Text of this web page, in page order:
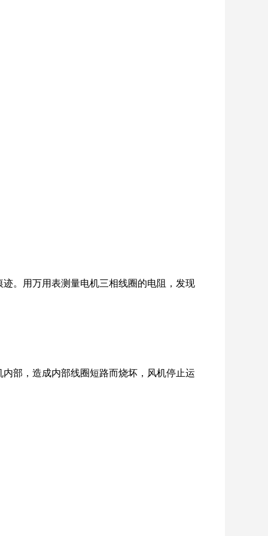
。用万用表测量电机三相线圈的电阻，发现
部，造成内部线圈短路而烧坏，风机停止运